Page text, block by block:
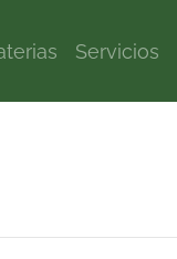
Servicios